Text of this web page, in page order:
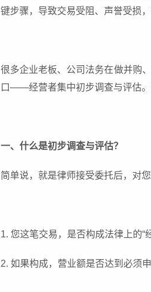
键步骤，导致交易受阻、声誉受损，
很多企业老板、公司法务在做并购
口——经营者集中初步调查与评估。
一、什么是初步调查与评估？
简单说，就是律师接受委托后，对
1. 您这笔交易，是否构成法律上的“
2. 如果构成，营业额是否达到必须申